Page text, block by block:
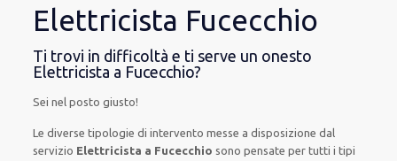
Elettricista Fucecchio
Ti trovi in difficoltà e ti serve un onesto
Elettricista a Fucecchio?
Sei nel posto giusto!
Lediverse tipologie diintervento messe a disposizione dal
servizio Elettricista a Fucecchio sonopensate pertutti i tipi